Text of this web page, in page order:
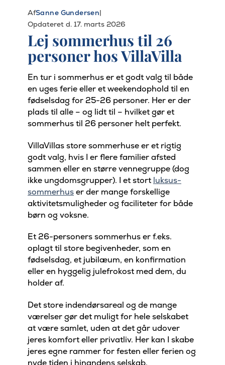
AfSanne Gundersen|
Opdateret d. 17. marts 2026
Lej sommerhus til 26
personer hos VillaVilla
En tur i sommerhus er et godt valg til både
en uges ferie eller et weekendophold til en
fødselsdag for 25-26 personer. Her er der
plads til alle – og lidt til – hvilket gør et
sommerhus til 26 personer helt perfekt.
VillaVillas store sommerhuse er et rigtig
godt valg, hvis I er flere familier afsted
sammen eller en større vennegruppe (dog
ikke ungdomsgrupper). I et stort luksus-
sommerhuser der mange forskellige
aktivitetsmuligheder og faciliteter for både
børn og voksne.
Et 26-personers sommerhus er f.eks.
oplagt til store begivenheder, som en
fødselsdag, et jubilæum, en konfirmation
eller en hyggelig julefrokost med dem, du
holder af.
Det store indendørsareal og de mange
værelser gør det muligt for hele selskabet
at være samlet, uden at det går udover
jeres komfort eller privatliv. Her kan I skabe
jeres egne rammer for festen eller ferien og
nyde tiden i hinandens selskab.